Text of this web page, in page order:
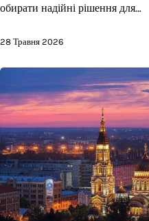
обирати надійні рішення для…
28 Травня 2026